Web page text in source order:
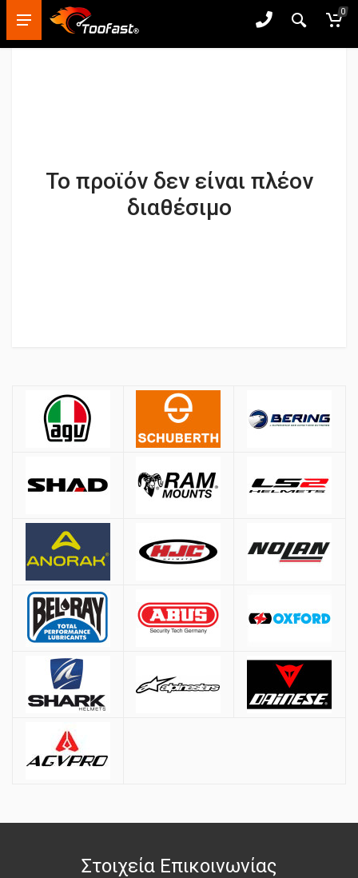
0
Το προϊόν δεν είναι πλέον
διαθέσιμο
Στοιχεία Επικοινωνίας